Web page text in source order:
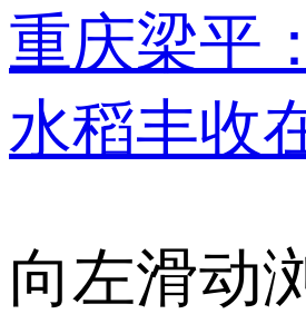
重庆梁平
水稻丰收
向左滑动